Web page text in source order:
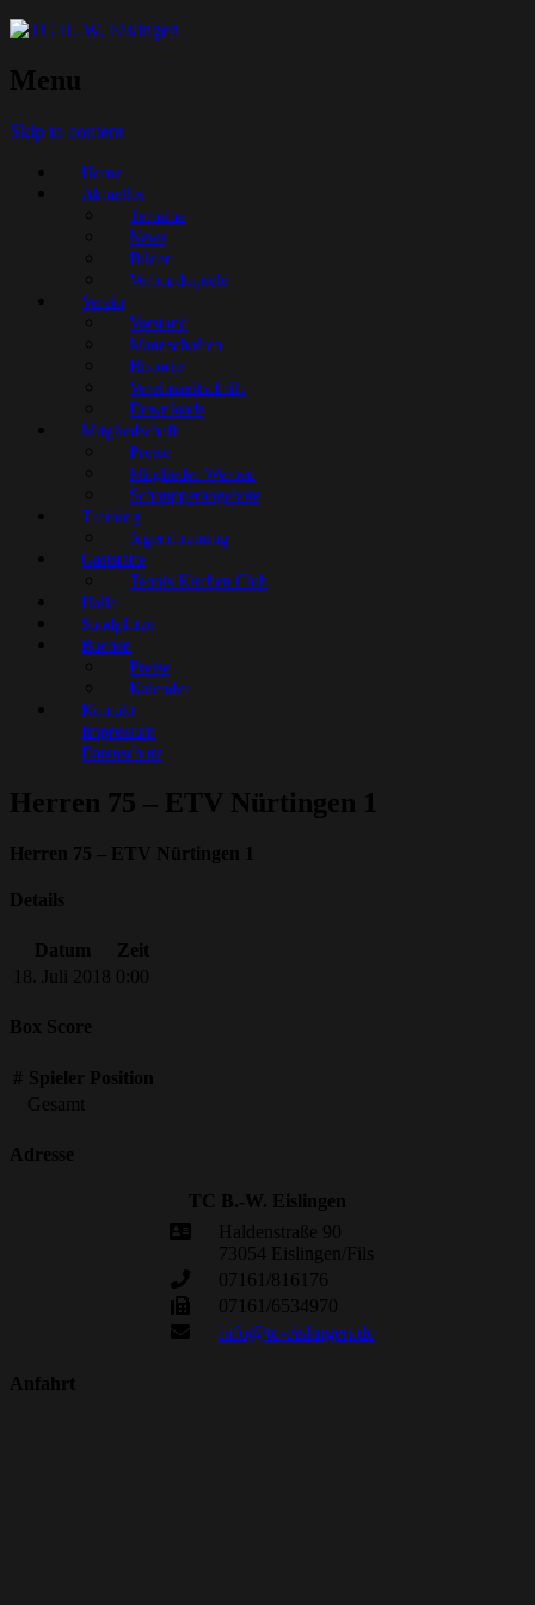
Menu
Skip to content
Home
Aktuelles
Termine
News
Bilder
Verbandsspiele
Verein
Vorstand
Mannschaften
Historie
Vereinszeitschrift
Downloads
Mitgliedschaft
Preise
Mitglieder Werben
Schnupperangebote
Training
Jugendtraining
Gaststätte
Tennis Kitchen Club
Halle
Sandplätze
Buchen
Preise
Kalender
Kontakt
Impressum
Datenschutz
Herren 75 – ETV Nürtingen 1
Herren 75 – ETV Nürtingen 1
Details
Datum
Zeit
18. Juli 2018 0:00
Box Score
# Spieler Position
Gesamt
Adresse
TC B.-W. Eislingen
Haldenstraße 90
73054 Eislingen/Fils
07161/816176
07161/6534970
info@tc-eislingen.de
Anfahrt